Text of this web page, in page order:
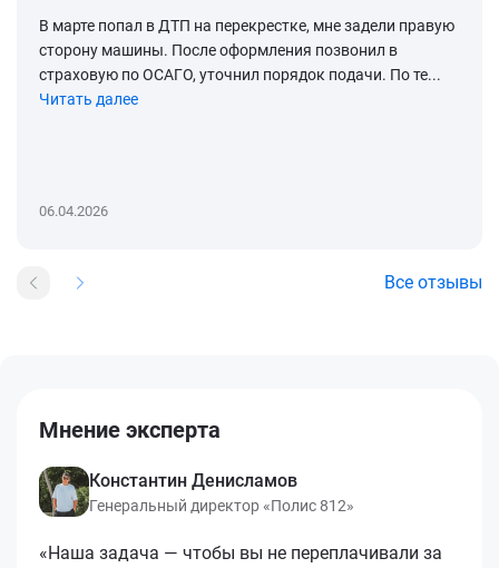
В марте попал в ДТП на перекрестке, мне задели правую
сторону машины. После оформления позвонил в
страховую по ОСАГО, уточнил порядок подачи. По те...
Читать далее
06.04.2026
Все отзывы
Мнение эксперта
Константин Денисламов
Генеральный директор «Полис 812»
«Наша задача — чтобы вы не переплачивали за